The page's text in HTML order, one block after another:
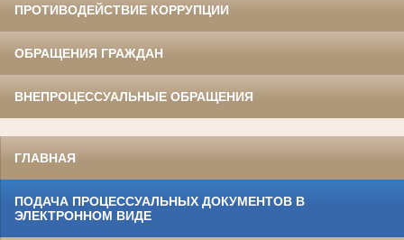
ПРОТИВОДЕЙСТВИЕ КОРРУПЦИИ
ОБРАЩЕНИЯ ГРАЖДАН
ВНЕПРОЦЕССУАЛЬНЫЕ ОБРАЩЕНИЯ
ГЛАВНАЯ
ПОДАЧА ПРОЦЕССУАЛЬНЫХ ДОКУМЕНТОВ В
ЭЛЕКТРОННОМ ВИДЕ